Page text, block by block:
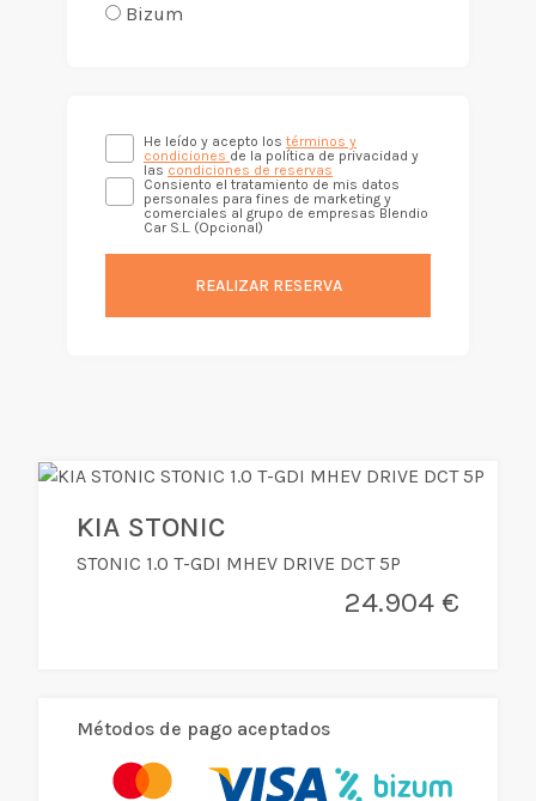
Bizum
He leído y acepto los términos y
condiciones de la política de privacidad y
las condiciones de reservas
Consiento el tratamiento de mis datos
personales para fines de marketing y
comerciales al grupo de empresas Blendio
Car S.L. (Opcional)
REALIZAR RESERVA
KIA STONIC
STONIC 1.0 T-GDI MHEV DRIVE DCT 5P
24.904 €
Métodos de pago aceptados